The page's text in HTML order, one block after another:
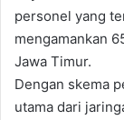
personel yang
mengamankan
Jawa Timur.
Dengan skema
utama dari